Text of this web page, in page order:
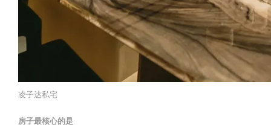
凌子达私宅
房子最核心的是